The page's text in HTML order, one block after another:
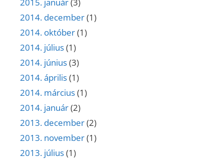
2014. december(1)
2014. október(1)
2014. július(1)
2014. június(3)
2014. április(1)
2014. március(1)
2014. január(2)
2013. december(2)
2013. november(1)
2013. július(1)